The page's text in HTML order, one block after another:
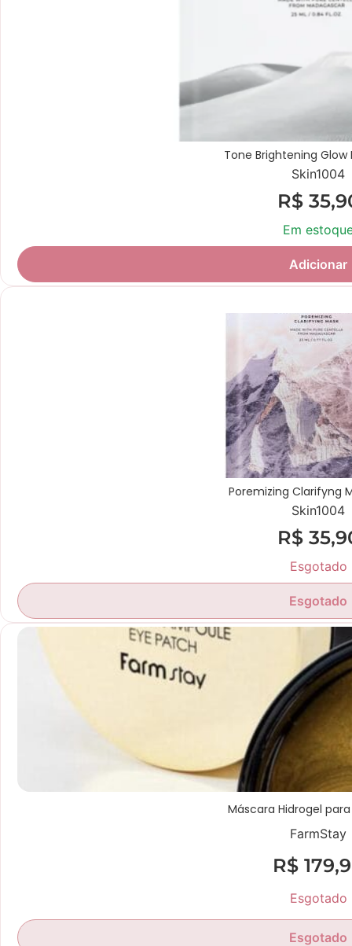
Tone Brightening Glow
Skin1004
R$
Em
Adicionar
Poremizing Clarifyng
Skin1004
R$
Esgotado
Esgotado
Máscara Hidrogel
FarmStay
R$
Esgotado
Esgotado